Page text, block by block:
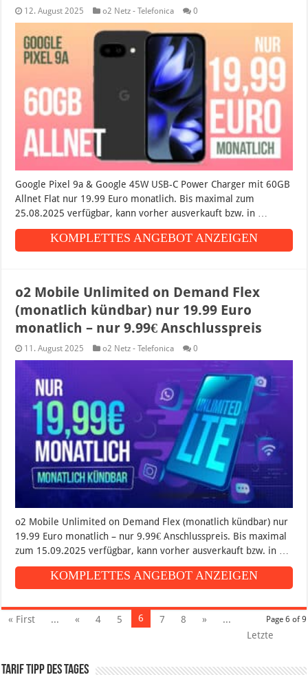
12. August 2025 o2 Netz - Telefonica 0
Google Pixel 9a & Google 45W USB-C Power Charger mit 60GB
Allnet Flat nur 19.99 Euro monatlich. Bis maximal zum
25.08.2025 verfügbar, kann vorher ausverkauft bzw. in …
KOMPLETTES ANGEBOT ANZEIGEN
o2 Mobile Unlimited on Demand Flex
(monatlich kündbar) nur 19.99 Euro
monatlich – nur 9.99€ Anschlusspreis
11. August 2025 o2 Netz - Telefonica 0
o2 Mobile Unlimited on Demand Flex (monatlich kündbar) nur
19.99 Euro monatlich – nur 9.99€ Anschlusspreis. Bis maximal
zum 15.09.2025 verfügbar, kann vorher ausverkauft bzw. in …
KOMPLETTES ANGEBOT ANZEIGEN
Page 6 of 9
« First ... « 4 5 6 7 8 »
...
Letzte
Tarif Tipp des Tages